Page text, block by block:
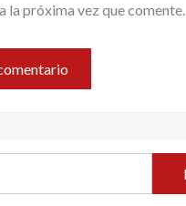
la próxima vez que comente.